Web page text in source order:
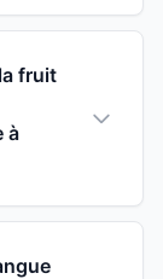
fruit
à